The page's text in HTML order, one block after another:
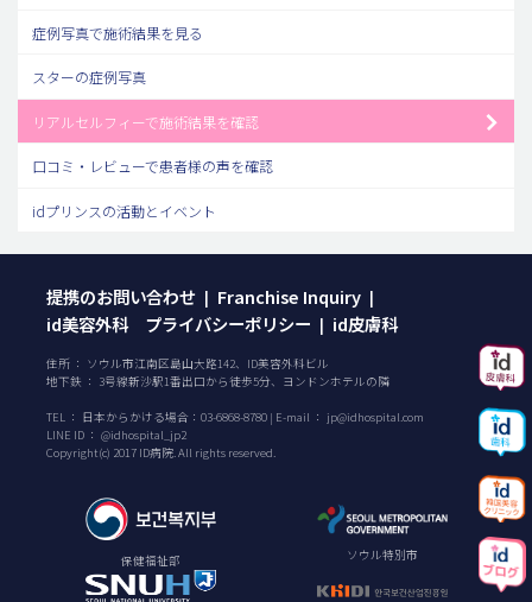
症例写真で施術結果を見る
スターの症例写真
リアルセルフィーで施術結果を確認
口コミ・レビューで患者様の声を確認
idプリンスの活動とイベント
提携のお問い合わせ | Franchise Inquiry |
id美容外科 プライバシーポリシー | id皮膚科
住所 ： ソウル市江南区島山大路142、ID美容外科ビル
地下鉄 ： 3号線新沙駅1番出口から徒歩5分、ヨンドンホテルの隣
TEL ： 日本からかける場合： 03-6868-8780 | E-mail ： jp@idhospital.com
LINE ID ： @idhospital_jp2
Copyright(c) 2017 ID病院. All rights reserved.
保健福祉部 ソウル特別市